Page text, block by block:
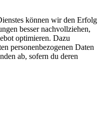
können wir den Erfolg
besser nachvollziehen,
optimieren. Dazu
personenbezogenen Daten
ab, sofern du deren